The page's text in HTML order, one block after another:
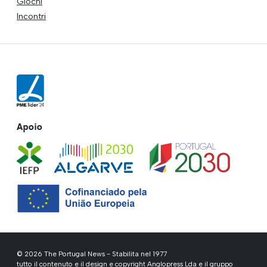
Incontri
Apoio
© 2026 The Portugal News - Stabilita nel 1977
tutto il contenuto e il design e copyright Anglopress Lda e il gruppo